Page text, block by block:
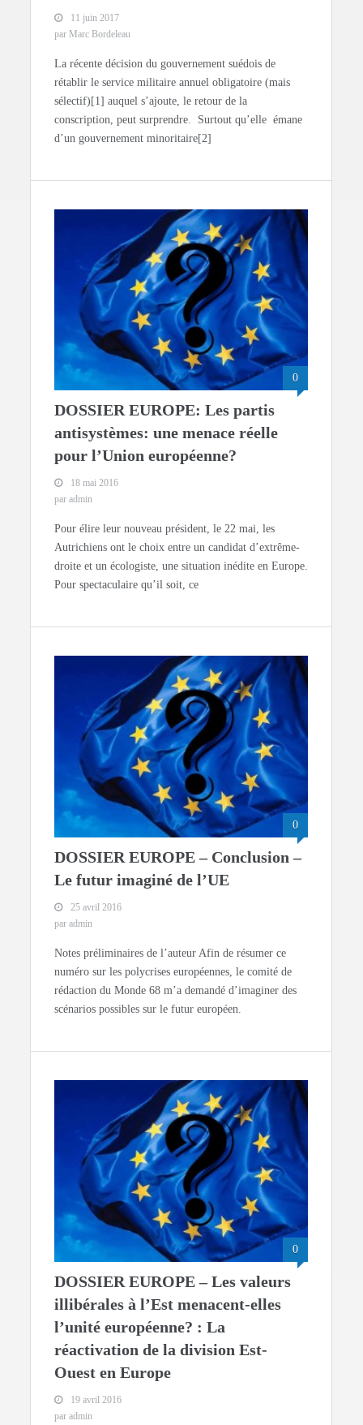
11 juin 2017
par Marc Bordeleau
La récente décision du gouvernement suédois de
rétablir le service militaire annuel obligatoire (mais
sélectif)[1] auquel s’ajoute, le retour de la
conscription, peut surprendre. Surtout qu’elle émane
d’un gouvernement minoritaire[2]
0
DOSSIER EUROPE: Les partis
antisystèmes: une menace réelle
pour l’Union européenne?
18 mai 2016
par admin
Pour élire leur nouveau président, le 22 mai, les
Autrichiens ont le choix entre un candidat d’extrême-
droite et un écologiste, une situation inédite en Europe.
Pour spectaculaire qu’il soit, ce
0
DOSSIER EUROPE – Conclusion –
Le futur imaginé de l’UE
25 avril 2016
par admin
Notes préliminaires de l’auteur Afin de résumer ce
numéro sur les polycrises européennes, le comité de
rédaction du Monde 68 m’a demandé d’imaginer des
scénarios possibles sur le futur européen.
0
DOSSIER EUROPE – Les valeurs
illibérales à l’Est menacent-elles
l’unité européenne? : La
réactivation de la division Est-
Ouest en Europe
19 avril 2016
par admin